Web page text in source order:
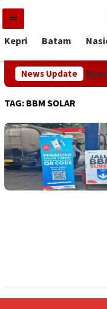
Loncat
konten
Kepri Batam
News Update
Wagub Kepri
TAG: BBM SOLAR